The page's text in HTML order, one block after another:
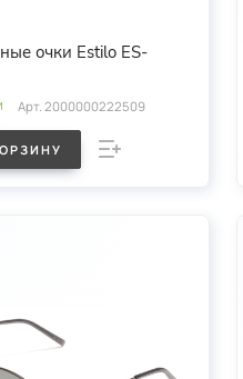
очки Estilo ES-
Арт.2000000222509